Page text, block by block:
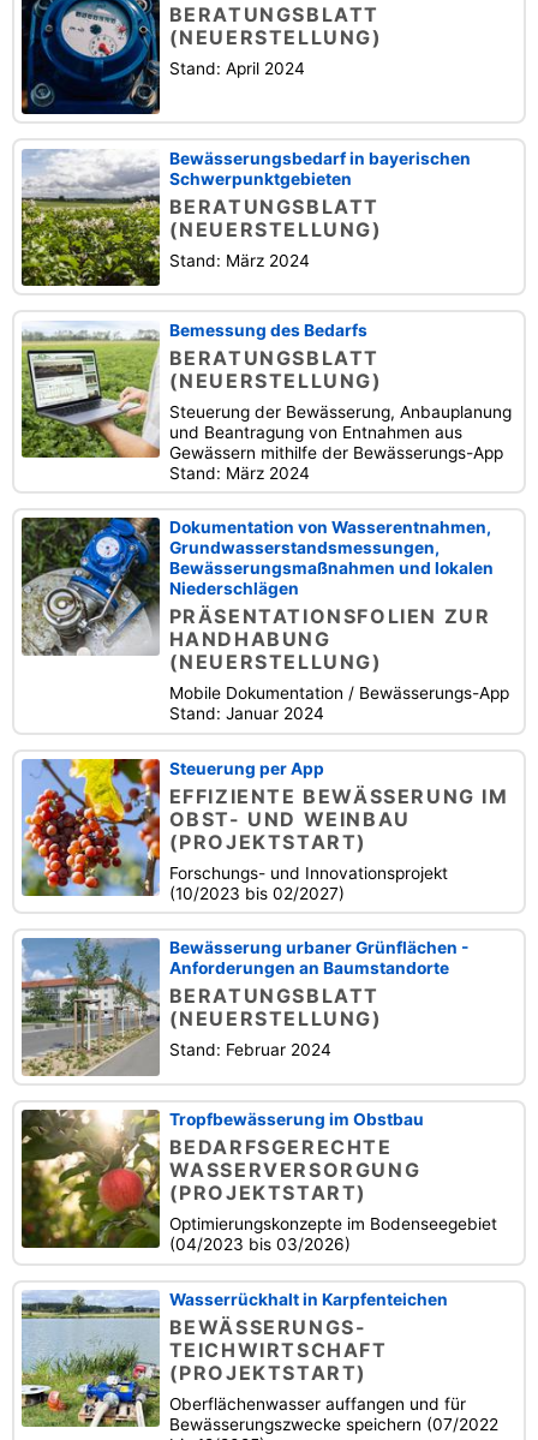
BERATUNGSBLATT
(NEUERSTELLUNG)
Stand: April 2024
Bewässerungsbedarf in bayerischen
Schwerpunktgebieten
BERATUNGSBLATT
(NEUERSTELLUNG)
Stand: März 2024
Bemessung des Bedarfs
BERATUNGSBLATT
(NEUERSTELLUNG)
Steuerung der Bewässerung, Anbauplanung
und Beantragung von Entnahmen aus
Gewässern mithilfe der Bewässerungs-App
Stand: März 2024
Dokumentation von Wasserentnahmen,
Grundwasserstandsmessungen,
Bewässerungsmaßnahmen und lokalen
Niederschlägen
PRÄSENTATIONSFOLIEN ZUR
HANDHABUNG
(NEUERSTELLUNG)
Mobile Dokumentation / Bewässerungs-App
Stand: Januar 2024
Steuerung per App
EFFIZIENTE BEWÄSSERUNG IM
OBST- UND WEINBAU
(PROJEKTSTART)
Forschungs- und Innovationsprojekt
(10/2023 bis 02/2027)
Bewässerung urbaner Grünflächen -
Anforderungen an Baumstandorte
BERATUNGSBLATT
(NEUERSTELLUNG)
Stand: Februar 2024
Tropfbewässerung im Obstbau
BEDARFSGERECHTE
WASSERVERSORGUNG
(PROJEKTSTART)
Optimierungskonzepte im Bodenseegebiet
(04/2023 bis 03/2026)
Wasserrückhalt in Karpfenteichen
BEWÄSSERUNGS-
TEICHWIRTSCHAFT
(PROJEKTSTART)
Oberflächenwasser auffangen und für
Bewässerungszwecke speichern (07/2022